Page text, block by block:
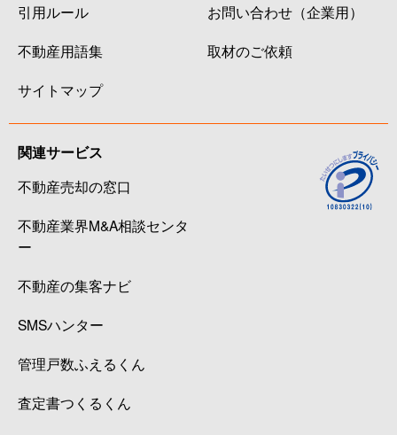
引用ルール
不動産用語集
サイトマップ
お問い合わせ（企業用）
取材のご依頼
関連サービス
不動産売却の窓口
不動産業界M&A相談センタ
ー
不動産の集客ナビ
SMSハンター
管理戸数ふえるくん
査定書つくるくん